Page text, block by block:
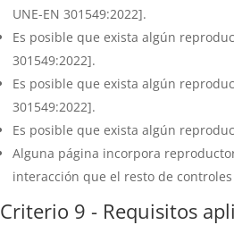
UNE-EN 301549:2022].
Es posible que exista algún
301549:2022].
Es posible que exista algún
301549:2022].
Es posible que exista algún
Alguna página incorpora
interacción que el resto de
Criterio 9 - Requisitos